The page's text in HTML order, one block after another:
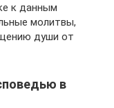
к данным
молитвы,
души от
в